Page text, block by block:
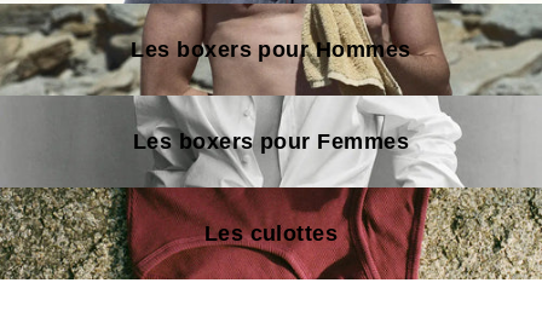
Les boxers pour Hommes
Les boxers pour Femmes
Les culottes